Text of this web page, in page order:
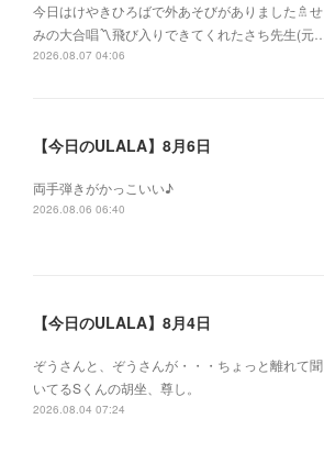
今日はけやきひろばで外あそびがありました🚿せ
みの大合唱〽飛び入りできてくれたさち先生(元…
2026.08.07 04:06
【今日のULALA】8月6日
両手弾きがかっこいい♪
2026.08.06 06:40
【今日のULALA】8月4日
ぞうさんと、ぞうさんが・・・ちょっと離れて聞
いてるSくんの胡坐、尊し。
2026.08.04 07:24